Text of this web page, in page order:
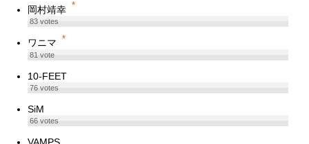
岡村靖幸 *
83votes
ワニマ *
81vote
10-FEET
76votes
SiM
66votes